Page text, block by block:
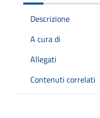
Descrizione
A cura di
Allegati
Contenuti correlati